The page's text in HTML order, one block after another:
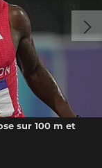
sur 100 m et